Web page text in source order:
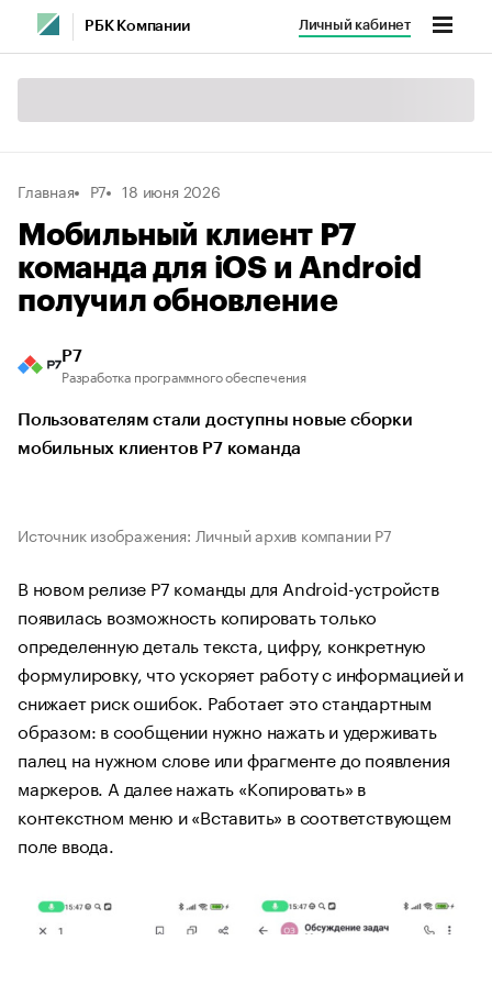
РБК Компании Личный кабинет
Главная Р7 18 июня 2026
Мобильный клиент Р7
команда для iOS и Android
получил обновление
Р7
Разработка программного обеспечения
Пользователям стали доступны новые сборки
мобильных клиентов Р7 команда
Источник изображения: Личный архив компании Р7
В новом релизе Р7 команды для Android-устройств
появилась возможность копировать только
определенную деталь текста, цифру, конкретную
формулировку, что ускоряет работу с информацией и
снижает риск ошибок. Работает это стандартным
образом: в сообщении нужно нажать и удерживать
палец на нужном слове или фрагменте до появления
маркеров. А далее нажать «Копировать» в
контекстном меню и «Вставить» в соответствующем
поле ввода.